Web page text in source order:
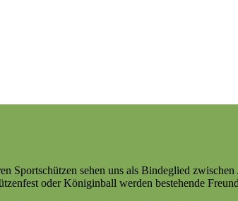
Sportschützen sehen uns als Bindeglied
oder Königinball werden bestehende